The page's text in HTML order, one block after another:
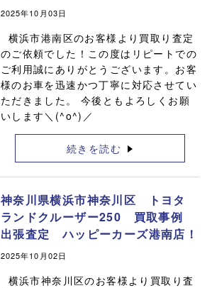
2025年10月03日
横浜市港南区のお客様より買取り査定
のご依頼でした！この度はリピートでの
ご利用誠にありがとうございます。お客
様のお車を迅速かつ丁寧に対応させてい
ただきました。 今後ともよろしくお願
いします＼(^o^)／
続きを読む
神奈川県横浜市神奈川区 トヨタ
ランドクルーザー250 買取事例
出張査定 ハッピーカーズ港南店！
2025年10月02日
横浜市神奈川区のお客様より買取り査